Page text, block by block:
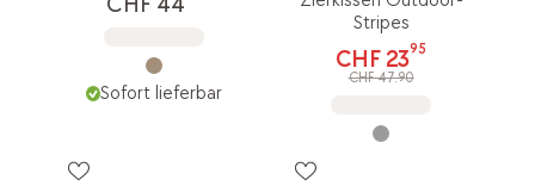
Sofort lieferbar
Stripes
CHF 2395
CHF 47.90